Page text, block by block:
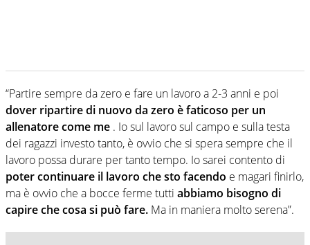
“Partire sempre da zero e fare un lavoro a 2-3 anni e poi
dover ripartire di nuovo da zero è faticoso per un
allenatore come me . Io sul lavoro sul campo e sulla testa
dei ragazzi investo tanto, è ovvio che si spera sempre che il
lavoro possa durare per tanto tempo. Io sarei contento di
poter continuare il lavoro che sto facendo e magari finirlo,
ma è ovvio che a bocce ferme tutti abbiamo bisogno di
capire che cosa si può fare. Ma in maniera molto serena”.